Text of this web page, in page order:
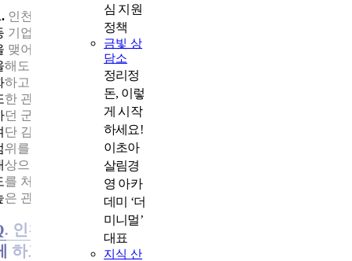
심 지원
정책
금빛 상
담소
정리정
돈, 이렇
게 시작
하세요!
이초아
살림경
영 아카
데미 ‘더
미니멀’
대표
지식 산
인천센터는 일자리 발굴을 위해 관내 상공회의소, 경영자총협
기업단체들과 유대관계를 더욱 공고히 하고 지자체와 업무협
맺어 공동으로 채용박람회를 진행하고 있습니다. 작년에 이어
해도 푸드트럭(커피차)을 이용한 전직지원사업과 센터 홍보를
하고 있습니다.
한 관내에 사단급 부대와 여단급 부대를 대상으로 실시하고 실
던 군부대 전직지원 순회교육을 올해부터는 공군 제3미사일방
단 김포포대, 육군수도군단 10항공단 등 여단급 이하 부대까지
위를 확대했습니다. 센터에서 한 번도 방문하지 못했던 부대들
상으로 첫 순회교육을 실시한 결과 참여자 대부분이 전직지원
를 처음 접하는 군인들이 많았으며, 찾아가는 군부대 순회교육
은 관심과 만족도를 보였습니다.
인천제대군인지원센터를 이용하는 제대군인들에
하고 싶은 말이 있다면?